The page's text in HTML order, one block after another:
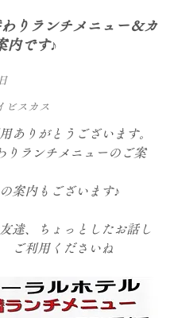
りランチメニュー＆カ
内です♪
ビスカス
ありがとうございます。
りランチメニューのご案
案内もございます♪
達、ちょっとしたお話し
ご利用くださいね